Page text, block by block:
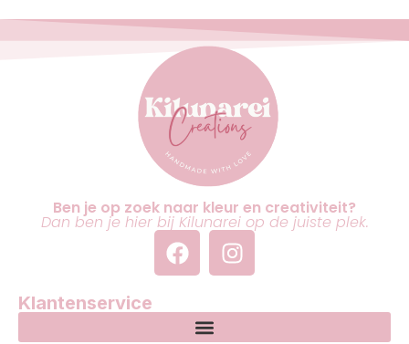
Ben je op zoek naar kleur en creativiteit?
Dan ben je hier bij Kilunarei op de juiste plek.
Klantenservice